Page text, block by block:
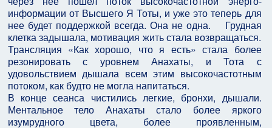
информации от Высшего Я Тоты, и уже это теперь для
нее будет поддержкой всегда. Она не одна. Грудная
клетка задышала, мотивация жить стала возвращаться.
Трансляция «Как хорошо, что я есть» стала более
резонировать с уровнем Анахаты, и Тота с
удовольствием дышала всем этим высокочастотным
потоком, как будто не могла напитаться.
В конце сеанса чистились легкие, бронхи, дышали.
Ментальное тело Анахаты стало более яркого
изумрудного цвета, более проявленным,